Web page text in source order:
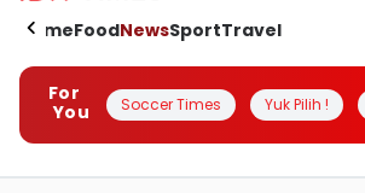
HomeFoodNewsSportTravel
For
You
Soccer Times Yuk Pilih !